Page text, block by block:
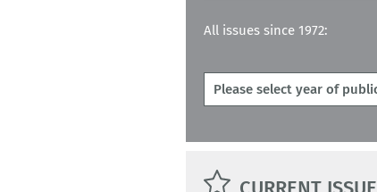
All issues since 1972: